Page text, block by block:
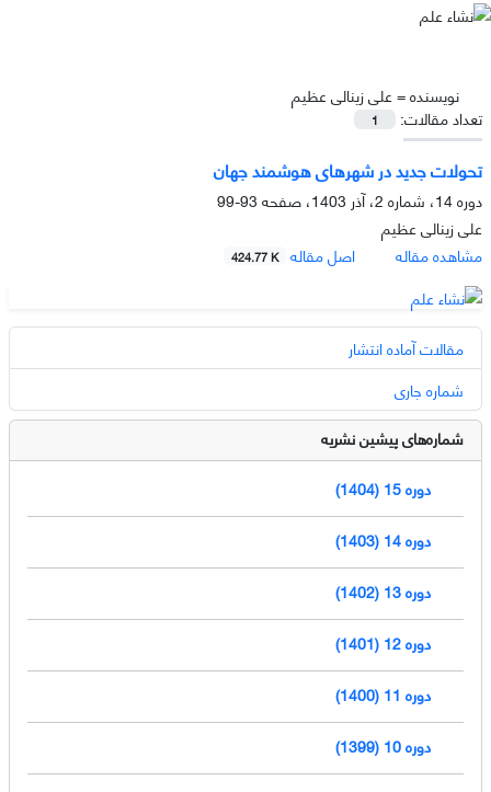
نویسنده =علی زینالی عظیم
تعداد مقالات:
1
تحولات جدید در شهرهای هوشمند جهان
دوره 14، شماره 2، آذر 1403، صفحه
93-99
علی زینالی عظیم
مشاهده مقاله
اصل مقاله 424.77 K
مقالات آماده انتشار
شماره جاری
شماره‌های پیشین نشریه
دوره 15 (1404)
دوره 14 (1403)
دوره 13 (1402)
دوره 12 (1401)
دوره 11 (1400)
دوره 10 (1399)